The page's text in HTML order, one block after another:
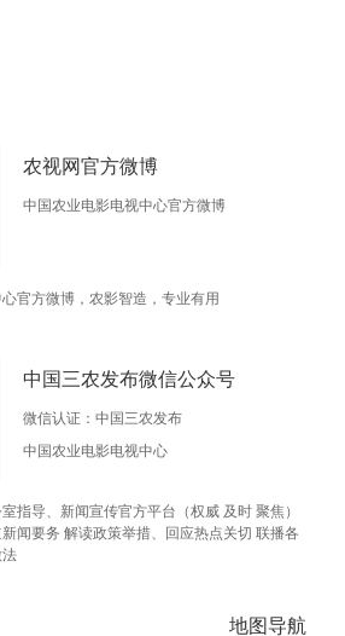
农视网官方微博
中国农业电影电视中心官方微博
官方微博，农影智造，专业有用
中国三农发布微信公众号
微信认证：中国三农发布
中国农业电影电视中心
指导、新闻宣传官方平台（权威 及时 聚焦）
闻要务 解读政策举措、回应热点关切 联播各
地图导航